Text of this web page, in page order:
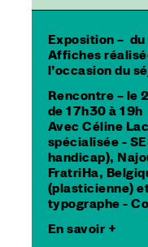
Exposition –
Affiches
l’occasion du
Rencontre – le
de 17h30 à 19h
Avec Céline
spécialisée -
handicap),
FratriHa,
(plasticienne)
typographe -
En savoir +